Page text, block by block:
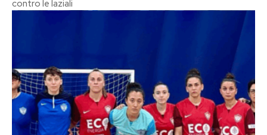
contro le laziali